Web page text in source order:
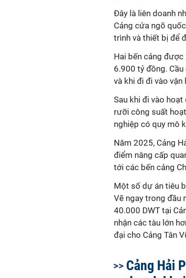
Đây là liên doanh
Cảng cửa ngõ
trình và thiết bị để
Hai bến cảng
6.900 tỷ đồng.
và khi đi đi vào
Sau khi đi vào
rưỡi công suất
nghiệp có quy mô
Năm 2025, Cảng
điểm nâng cấp
tới các bến cảng
Một số dự án tiêu
Vẽ ngay trong đầu
40.000 DWT tại
nhận các tàu lớn
đại cho Cảng Tân
Cảng Hải